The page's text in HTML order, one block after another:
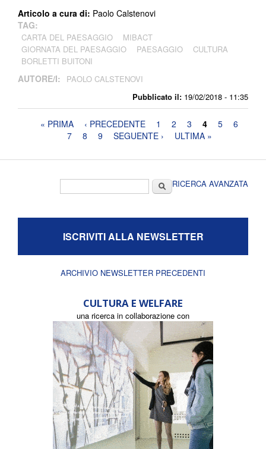
Pubblicato il: 19/02/2018 - 11:35
Articolo a cura di: Paolo Calstenovi
TAG:
CARTA DEL PAESAGGIO
MIBACT
GIORNATA DEL PAESAGGIO
PAESAGGIO
CULTURA
BORLETTI BUITONI
AUTORE/I: PAOLO CALSTENOVI
Pagine« PRIMA ‹ PRECEDENTE 1 2 3 4 5
6
7
8 9 SEGUENTE › ULTIMA »
CercaRICERCA AVANZATA
ISCRIVITI ALLA NEWSLETTER
ARCHIVIO NEWSLETTER PRECEDENTI
CULTURA E WELFARE
una ricerca in collaborazione con